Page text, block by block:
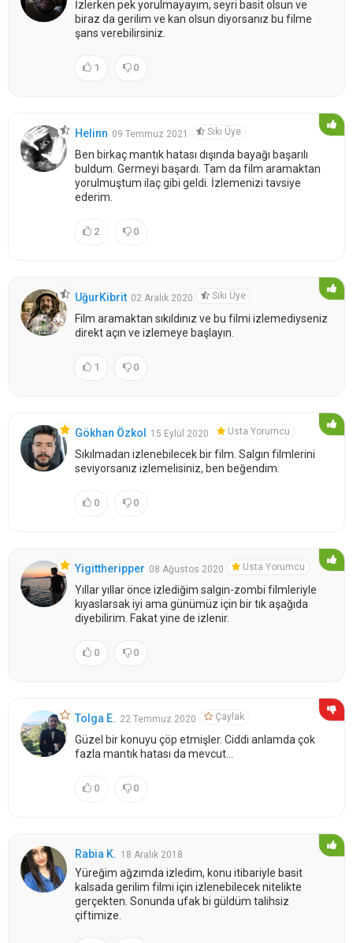
İzlerken pek yorulmayayım, seyri basit olsun ve
biraz da gerilim ve kan olsun diyorsanız bu filme
şans verebilirsiniz.
1 0
Helinn 09 Temmuz 2021 Sıkı Üye
Ben birkaç mantık hatası dışında bayağı başarılı
buldum. Germeyi başardı. Tam da film aramaktan
yorulmuştum ilaç gibi geldi. İzlemenizi tavsiye
ederim.
2 0
UğurKibrit 02 Aralık 2020 Sıkı Üye
Film aramaktan sıkıldınız ve bu filmi izlemediyseniz
direkt açın ve izlemeye başlayın.
1 0
Gökhan Özkol 15 Eylül 2020 Usta Yorumcu
Sıkılmadan izlenebilecek bir film. Salgın filmlerini
seviyorsanız izlemelisiniz, ben beğendim.
0 0
Yigittheripper 08 Ağustos 2020 Usta Yorumcu
Yıllar yıllar önce izlediğim salgın-zombi filmleriyle
kıyaslarsak iyi ama günümüz için bir tık aşağıda
diyebilirim. Fakat yine de izlenir.
0 0
Tolga E. 22 Temmuz 2020 Çaylak
Güzel bir konuyu çöp etmişler. Ciddi anlamda çok
fazla mantık hatası da mevcut...
0 0
Rabia K. 18 Aralık 2018
Yüreğim ağzımda izledim, konu itibariyle basit
kalsada gerilim filmi için izlenebilecek nitelikte
gerçekten. Sonunda ufak bi güldüm talihsiz
çiftimize.